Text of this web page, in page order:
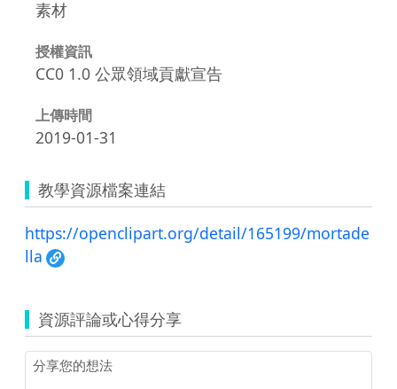
素材
授權資訊
CC0 1.0 公眾領域貢獻宣告
上傳時間
2019-01-31
教學資源檔案連結
https://openclipart.org/detail/165199/mortade
lla
資源評論或心得分享